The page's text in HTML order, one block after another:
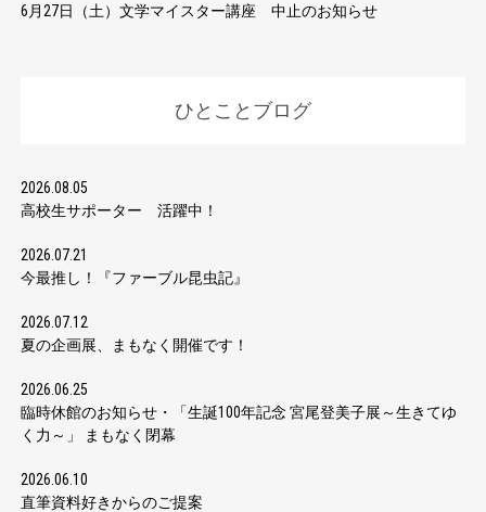
6月27日（土）文学マイスター講座 中止のお知らせ
ひとことブログ
2026.08.05
高校生サポーター 活躍中！
2026.07.21
今最推し！『ファーブル昆虫記』
2026.07.12
夏の企画展、まもなく開催です！
2026.06.25
臨時休館のお知らせ・「生誕100年記念 宮尾登美子展～生きてゆ
く力～」 まもなく閉幕
2026.06.10
直筆資料好きからのご提案